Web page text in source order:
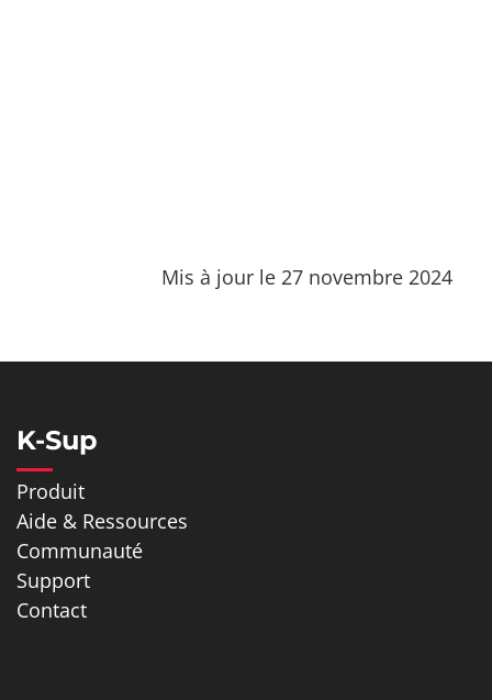
Mis à jour le 27 novembre 2024
K-Sup
Produit
Aide & Ressources
Communauté
Support
Contact